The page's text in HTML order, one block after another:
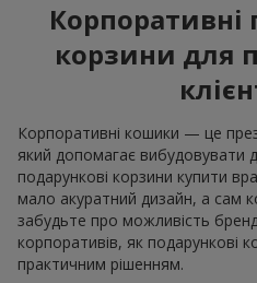
Корпоративні
корзини для
Корпоративні кошики — це
який допомагає вибудовувати
подарункові корзини купити
мало акуратний дизайн, а сам
забудьте про можливість
корпоративів, як подарункові
практичним рішенням.